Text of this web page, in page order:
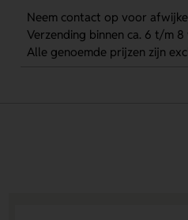
Neem contact op voor
Verzending binnen ca. 6 t/m
Alle genoemde prijzen zijn